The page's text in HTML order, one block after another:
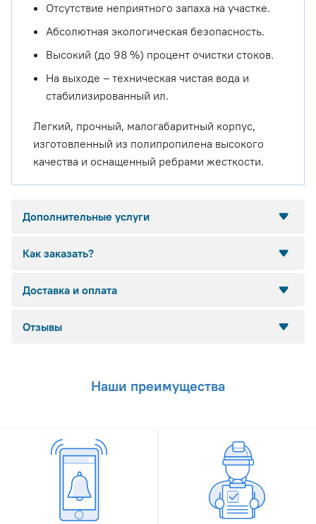
Отсутствие неприятного запаха на участке.
Абсолютная экологическая безопасность.
Высокий (до 98 %) процент очистки стоков.
На выходе – техническая чистая вода и
стабилизированный ил.
Легкий, прочный, малогабаритный корпус,
изготовленный из полипропилена высокого
качества и оснащенный ребрами жесткости.
Дополнительные услуги
Как заказать?
Доставка и оплата
Отзывы
Наши преимущества